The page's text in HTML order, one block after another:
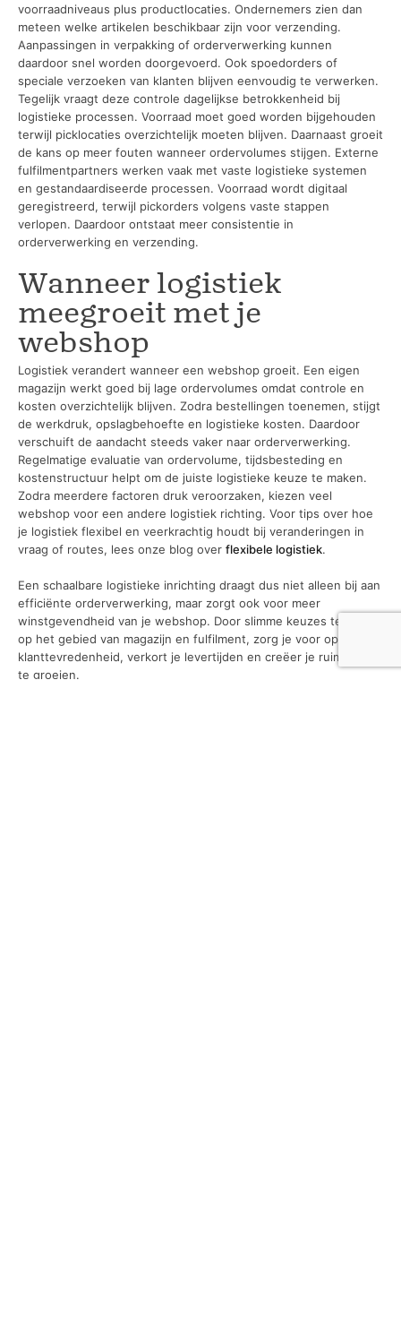
voorraadniveaus plus productlocaties. Ondernemers zien dan
meteen welke artikelen beschikbaar zijn voor verzending.
Aanpassingen in verpakking of orderverwerking kunnen
daardoor snel worden doorgevoerd. Ook spoedorders of
speciale verzoeken van klanten blijven eenvoudig te verwerken.
Tegelijk vraagt deze controle dagelijkse betrokkenheid bij
logistieke processen. Voorraad moet goed worden bijgehouden
terwijl picklocaties overzichtelijk moeten blijven. Daarnaast groeit
de kans op meer fouten wanneer ordervolumes stijgen. Externe
fulfilmentpartners werken vaak met vaste logistieke systemen
en gestandaardiseerde processen. Voorraad wordt digitaal
geregistreerd, terwijl pickorders volgens vaste stappen
verlopen. Daardoor ontstaat meer consistentie in
orderverwerking en verzending.
Wanneer logistiek
meegroeit met je
webshop
Logistiek verandert wanneer een webshop groeit. Een eigen
magazijn werkt goed bij lage ordervolumes omdat controle en
kosten overzichtelijk blijven. Zodra bestellingen toenemen, stijgt
de werkdruk, opslagbehoefte en logistieke kosten. Daardoor
verschuift de aandacht steeds vaker naar orderverwerking.
Regelmatige evaluatie van ordervolume, tijdsbesteding en
kostenstructuur helpt om de juiste logistieke keuze te maken.
Zodra meerdere factoren druk veroorzaken, kiezen veel
webshop voor een andere logistiek richting. Voor tips over hoe
je logistiek flexibel en veerkrachtig houdt bij veranderingen in
vraag of routes, lees onze blog over flexibele logistiek.
Een schaalbare logistieke inrichting draagt dus niet alleen bij aan
efficiënte orderverwerking, maar zorgt ook voor meer
winstgevendheid van je webshop. Door slimme keuzes te maken
op het gebied van magazijn en fulfilment, zorg je voor optimale
klanttevredenheid, verkort je levertijden en creëer je ruimte om
te groeien.